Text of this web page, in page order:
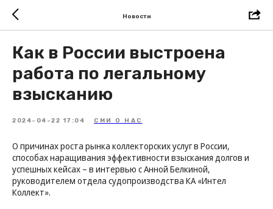
Новости
Как в России выстроена
работа по легальному
взысканию
2024-04-22 17:04 СМИ О НАС
О причинах роста рынка коллекторских услуг в России,
способах наращивания эффективности взыскания долгов и
успешных кейсах – в интервью с Анной Белкиной,
руководителем отдела судопроизводства КА «Интел
Коллект».